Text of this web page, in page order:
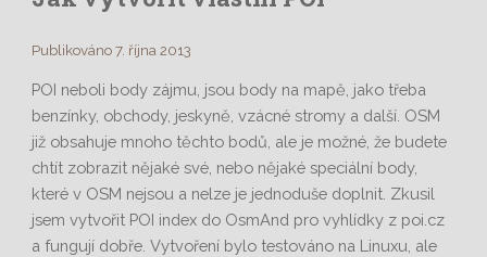
Publikováno 7. října 2013
POI neboli body zájmu, jsou body na mapě, jako třeba
benzínky, obchody, jeskyně, vzácné stromy a další. OSM
již obsahuje mnoho těchto bodů, ale je možné, že budete
chtít zobrazit nějaké své, nebo nějaké speciální body,
které v OSM nejsou a nelze je jednoduše doplnit. Zkusil
jsem vytvořit POI index do OsmAnd pro vyhlídky z poi.cz
a fungují dobře. Vytvoření bylo testováno na Linuxu, ale